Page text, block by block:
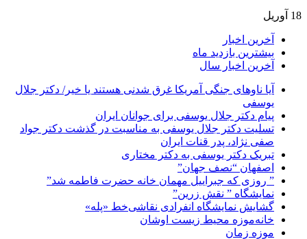
18 آوریل
آخرین اخبار
بیشترین بازدید ماه
آخرین اخبار سال
آیا ناوهای جنگی آمریکا غرق شدنی هستند یا خیر/ دکتر جلال
یوسفی
پیام دکتر جلال یوسفی برای جوانان ایران
تسلیت دکتر جلال یوسفی به مناسبت در گذشت دکتر جواد
صفی نژاد، پدر قنات ایران
تبریک دکتر یوسفی به دکتر مختاری
اصفهان “نصف جهان”
” روزی که جبراییل مهمان خانه حضرت فاطمه شد”
نمایشگاه ” نقش زرین”
گشایش نمایشگاه انفرادی نقاشی‌خط «پله»
خانه‌موزه محیط‌ زیست اوشان
موزه زمان